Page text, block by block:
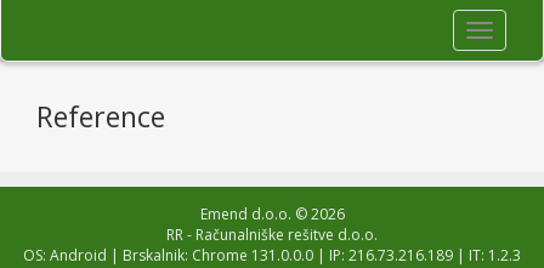
Toggle
Reference
Emend d.o.o. © 2026
RR - Računalniške rešitve d.o.o.
OS: Android | Brskalnik: Chrome 131.0.0.0 | IP: 216.73.216.189 | IT: 1.2.3